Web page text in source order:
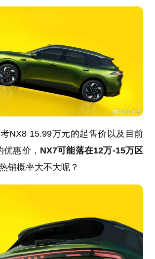
NX8 15.99万元的起售价以及目前
惠价， NX7可能落在12万-15万区
销概率大不大呢？